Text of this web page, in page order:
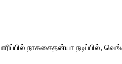
நாகசைதன்யா நடிப்பில்,